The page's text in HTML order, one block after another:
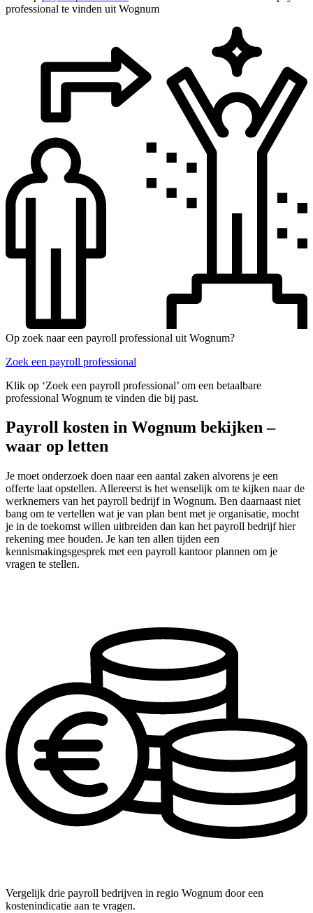
professional te vinden uit Wognum
Op zoek naar een payroll professional uit Wognum?
Zoek een payroll professional
Klik op ‘Zoek een payroll professional’ om een betaalbare
professional Wognum te vinden die bij past.
Payroll kosten in Wognum bekijken –
waar op letten
Je moet onderzoek doen naar een aantal zaken alvorens je een
offerte laat opstellen. Allereerst is het wenselijk om te kijken naar de
werknemers van het payroll bedrijf in Wognum. Ben daarnaast niet
bang om te vertellen wat je van plan bent met je organisatie, mocht
je in de toekomst willen uitbreiden dan kan het payroll bedrijf hier
rekening mee houden. Je kan ten allen tijden een
kennismakingsgesprek met een payroll kantoor plannen om je
vragen te stellen.
Vergelijk drie payroll bedrijven in regio Wognum door een
kostenindicatie aan te vragen.